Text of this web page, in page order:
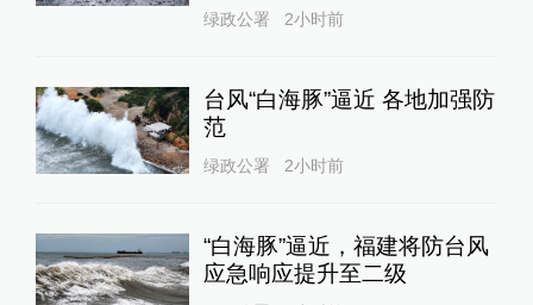
绿政公署 2小时前
台风“白海豚”逼近 各地加强防
范
绿政公署 2小时前
“白海豚”逼近，福建将防台风
应急响应提升至二级